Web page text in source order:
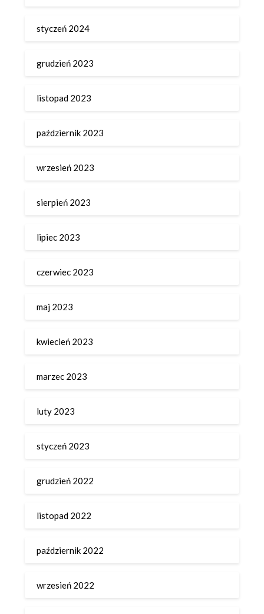
styczeń 2024
grudzień 2023
listopad 2023
październik 2023
wrzesień 2023
sierpień 2023
lipiec 2023
czerwiec 2023
maj 2023
kwiecień 2023
marzec 2023
luty 2023
styczeń 2023
grudzień 2022
listopad 2022
październik 2022
wrzesień 2022